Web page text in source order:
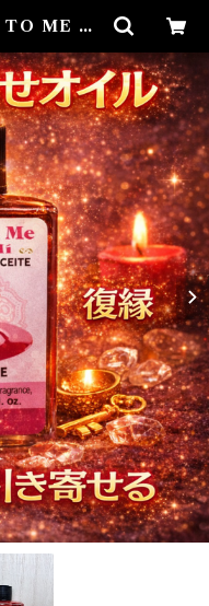
TO ME OI
アイリス
イリスの風
術